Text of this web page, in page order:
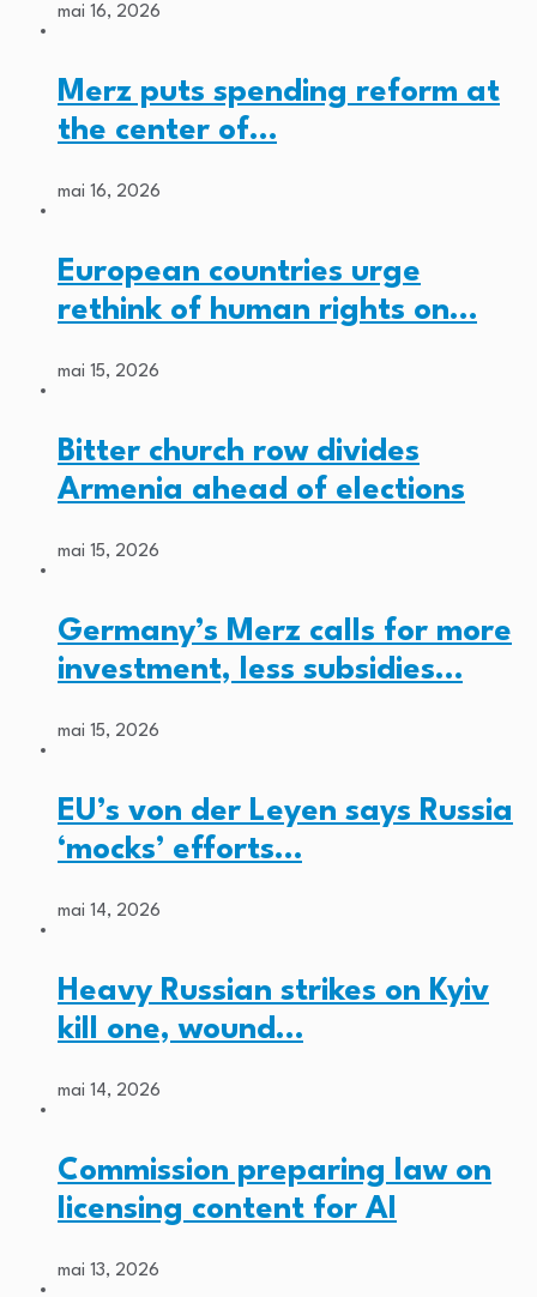
mai 16, 2026
Merz puts spending reform at
the center of…
mai 16, 2026
European countries urge
rethink of human rights on…
mai 15, 2026
Bitter church row divides
Armenia ahead of elections
mai 15, 2026
Germany’s Merz calls for more
investment, less subsidies…
mai 15, 2026
EU’s von der Leyen says Russia
‘mocks’ efforts…
mai 14, 2026
Heavy Russian strikes on Kyiv
kill one, wound…
mai 14, 2026
Commission preparing law on
licensing content for AI
mai 13, 2026